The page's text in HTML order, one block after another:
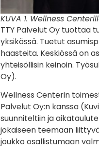
KUVA 1. Wellness
TTY Palvelut Oy tuottaa
yksikössä. Tuetut
haasteita. Keskiössä on
yhteisöllisin keinoin.
Oy).
Wellness Centerin
Palvelut Oy:n kanssa
suunniteltiin ja
jokaiseen teemaan
joukko osallistumaan